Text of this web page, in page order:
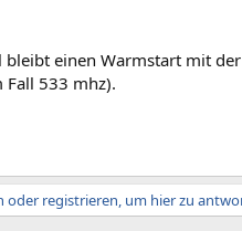
bleibt einen Warmstart mit der
Fall 533 mhz).
oder registrieren, um hier zu